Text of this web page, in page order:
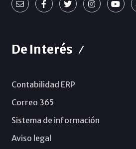
De Interés
Contabilidad ERP
Correo 365
Sistema de información
Aviso legal